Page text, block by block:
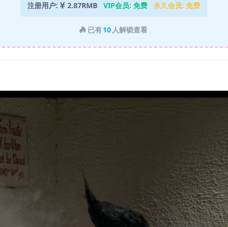
注册用户: 2.87RMB VIP会员: 免费 永久会员: 免费
已有10 人解锁查看